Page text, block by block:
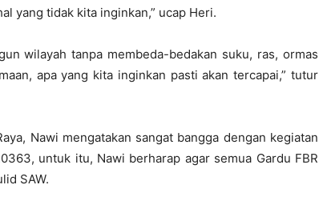
yang tidak kita inginkan,” ucap Heri.
wilayah tanpa membeda-bedakan suku, ras, ormas
apa yang kita inginkan pasti akan tercapai,” tutur
Nawi mengatakan sangat bangga dengan kegiatan
untuk itu, Nawi berharap agar semua Gardu FBR
SAW.